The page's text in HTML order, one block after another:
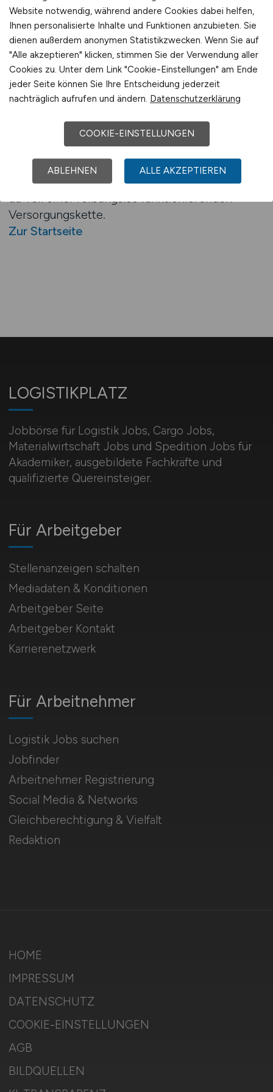
besonders gefragt.
LOGISTIKPLATZ.DE – deine
Jobbörse für Frischelogistik &
Kühlhausarbeit
das, was wirklich zu dir passt: körperlich
fordernde, aber klar strukturierte Jobs in einem
stabilen Arbeitsumfeld. Kühlkettenlogistik
bedeutet mehr als nur „kalt arbeiten“ – hier bist
du Teil einer reibungslos funktionierenden
Versorgungskette.
Zur Startseite
LOGISTIKPLATZ
Jobbörse für Logistik Jobs, Cargo Jobs,
Materialwirtschaft Jobs und Spedition Jobs für
Akademiker, ausgebildete Fachkräfte und
qualifizierte Quereinsteiger.
Für Arbeitnehmer
Logistik Jobs suchen
Jobfinder
Arbeitnehmer Registrierung
Social Media & Networks
Gleichberechtigung & Vielfalt
Redaktion
Für Arbeitgeber
Stellenanzeigen schalten
Mediadaten & Konditionen
Arbeitgeber Seite
Arbeitgeber Kontakt
Karrierenetzwerk
HOME
IMPRESSUM
DATENSCHUTZ
COOKIE-EINSTELLUNGEN
AGB
BILDQUELLEN
Website notwendig, während andere Cookies dabei helfen,
Ihnen personalisierte Inhalte und Funktionen anzubieten. Sie
dienen außerdem anonymen Statistikzwecken. Wenn Sie auf
"Alle akzeptieren" klicken, stimmen Sie der Verwendung aller
Cookies zu. Unter dem Link "Cookie-Einstellungen" am Ende
jeder Seite können Sie Ihre Entscheidung jederzeit
nachträglich aufrufen und ändern. Datenschutzerklärung
COOKIE-EINSTELLUNGEN
ABLEHNEN ALLE AKZEPTIEREN